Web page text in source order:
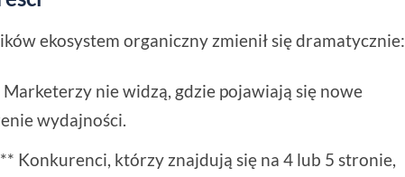
ekosystem organiczny zmienił się dramatycznie:
nie widzą, gdzie pojawiają się nowe
wydajności.
Konkurenci, którzy znajdują się na 4 lub 5 stronie,